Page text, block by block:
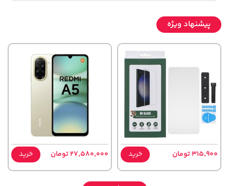
پیشنهاد ویژه
315,900 تومان خرید 27,580,000 تومان خرید